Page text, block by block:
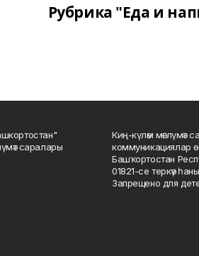
Рубрика "Еда и
саралары
Киң-күләм мәғлүмәт
коммуникациялар
Башҡортостан
01821-се теркәү
Запрещено для